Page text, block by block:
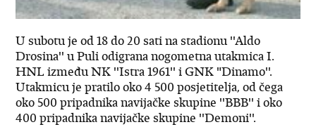
U subotu je od 18 do 20 sati na stadionu ''Aldo
Drosina'' u Puli odigrana nogometna utakmica I.
HNL između NK ''Istra 1961'' i GNK "Dinamo''.
Utakmicu je pratilo oko 4 500 posjetitelja, od čega
oko 500 pripadnika navijačke skupine ''BBB'' i oko
400 pripadnika navijačke skupine ''Demoni''.